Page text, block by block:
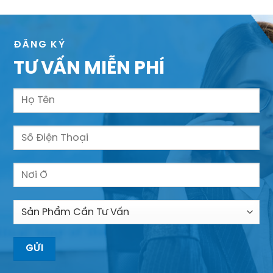
ĐĂNG KÝ
TƯ VẤN MIỄN PHÍ